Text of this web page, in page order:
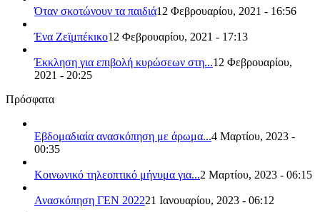
Όταν σκοτώνουν τα παιδιά12 Φεβρουαρίου, 2021 - 16:56
Ένα Ζεϊμπέκικο12 Φεβρουαρίου, 2021 - 17:13
Έκκληση για επιβολή κυρώσεων στη...12 Φεβρουαρίου,
2021 - 20:25
Πρόσφατα
Εβδομαδιαία ανασκόπηση με άρωμα...4 Μαρτίου, 2023 -
00:35
Κοινωνικό τηλεοπτικό μήνυμα για...2 Μαρτίου, 2023 - 06:15
Ανασκόπηση ΓΕΝ 202221 Ιανουαρίου, 2023 - 06:12